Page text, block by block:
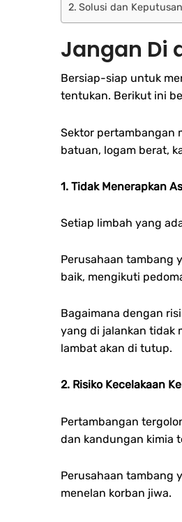
Solusi dan
Jangan Di
Bersiap-siap untuk
tentukan. Berikut ini
Sektor pertambangan
batuan, logam berat,
1. Tidak Menerapkan
Setiap limbah yang
Perusahaan tambang
baik, mengikuti
Bagaimana dengan
yang di jalankan tidak
lambat akan di tutup.
2. Risiko Kecelakaan
Pertambangan
dan kandungan kimia
Perusahaan tambang
menelan korban jiwa.